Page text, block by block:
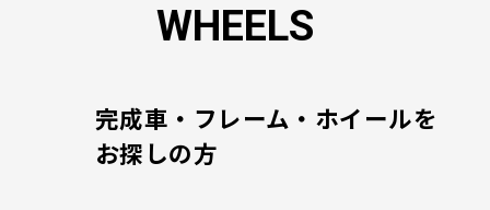
WHEELS
完成車・フレーム・ホイールを
お探しの方